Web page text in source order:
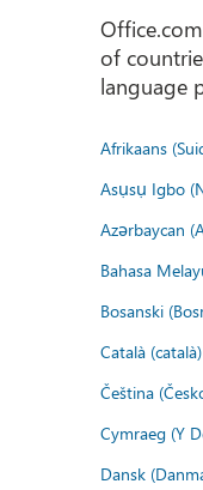
of
language
Afrikaans
Asụsụ Igbo
Azərbaycan
Bahasa
Bosanski
Català (català)
Čeština
Cymraeg (Y
Dansk